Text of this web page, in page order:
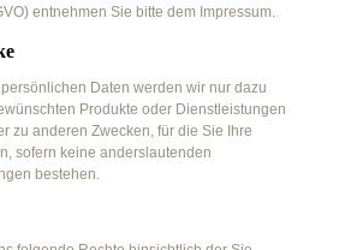
entnehmen Sie bitte dem Impressum.
Daten werden wir nur dazu
Produkte oder Dienstleistungen
zu anderen Zwecken, für die Sie Ihre
sofern keine anderslautenden
bestehen.